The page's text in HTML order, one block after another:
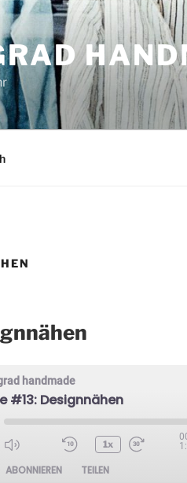
handmade
#13: Designnähen
1x
ABONNIEREN TEILEN